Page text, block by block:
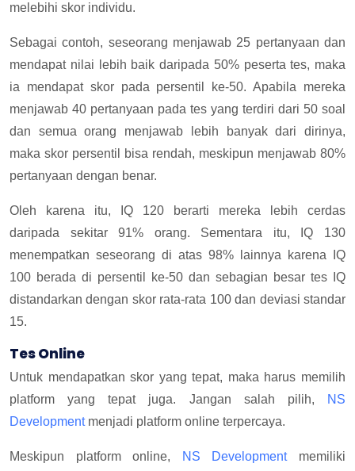
melebihi skor individu.
Sebagai contoh, seseorang menjawab 25 pertanyaan dan
mendapat nilai lebih baik daripada 50% peserta tes, maka
ia mendapat skor pada persentil ke-50. Apabila mereka
menjawab 40 pertanyaan pada tes yang terdiri dari 50 soal
dan semua orang menjawab lebih banyak dari dirinya,
maka skor persentil bisa rendah, meskipun menjawab 80%
pertanyaan dengan benar.
Oleh karena itu, IQ 120 berarti mereka lebih cerdas
daripada sekitar 91% orang. Sementara itu, IQ 130
menempatkan seseorang di atas 98% lainnya karena IQ
100 berada di persentil ke-50 dan sebagian besar tes IQ
distandarkan dengan skor rata-rata 100 dan deviasi standar
15.
Tes Online
Untuk mendapatkan skor yang tepat, maka harus memilih
platform yang tepat juga. Jangan salah pilih,
NS
Developmentmenjadi platform online terpercaya.
Meskipun platform online, NS Developmentmemiliki